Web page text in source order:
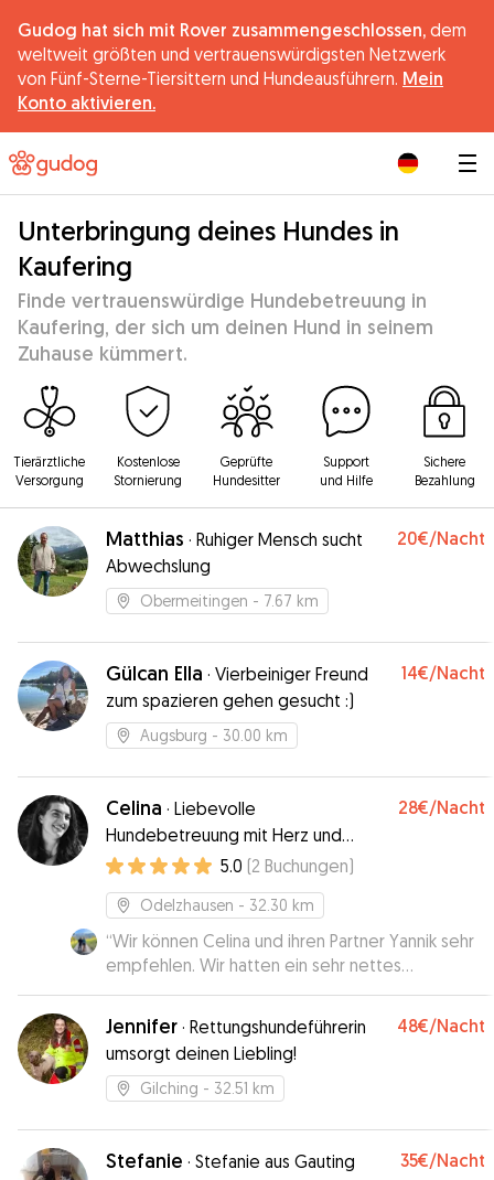
Gudog hat sich mit Rover zusammengeschlossen, dem
weltweit größten und vertrauenswürdigsten Netzwerk
von Fünf-Sterne-Tiersittern und Hundeausführern. Mein
Konto aktivieren.
Unterbringung deines Hundes in
Kaufering
Finde vertrauenswürdige Hundebetreuung in
Kaufering, der sich um deinen Hund in seinem
Zuhause kümmert.
Tierärztliche
Versorgung
Kostenlose
Stornierung
Geprüfte
Hundesitter
Support
und Hilfe
Sichere
Bezahlung
Matthias · Ruhiger Mensch sucht
Abwechslung
20€/Nacht
Obermeitingen - 7.67 km
Gülcan Ella · Vierbeiniger Freund
zum spazieren gehen gesucht :)
14€/Nacht
Augsburg - 30.00 km
Celina · Liebevolle
Hundebetreuung mit Herz und
Erfahrung❤️🐾
28€/Nacht
5.0 (2 Buchungen)
Odelzhausen - 32.30 km
“Wir können Celina und ihren Partner Yannik sehr
empfehlen. Wir hatten ein sehr nettes
Kennenlernen, waren spazieren und bei den
zweien zu Hause. Man merkt sofort die Erfahrung
und Leidenschaft fuer Hunde. Emmi hat sich auch
sofort sichtbar wohlgefuehlt. Die Kommunikation
war immer sehr nett und schnell, wir haben Emmi
tolle Bilder bekommen. Einfach top. Immer
wieder!!! Danke!!!”
Jennifer · Rettungshundeführerin
umsorgt deinen Liebling!
48€/Nacht
Gilching - 32.51 km
Stefanie · Stefanie aus Gauting 35€/Nacht